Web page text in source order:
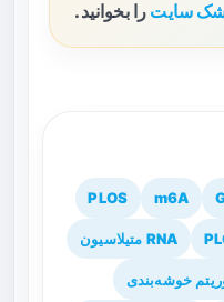
سایت را بخوانید.
m6A
PLOS
RNA متیلاسیون
خوشه‌بندی